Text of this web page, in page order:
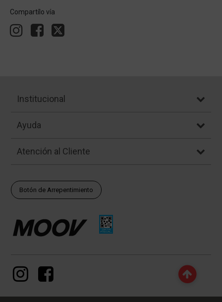
Compartílo vía
Institucional
Ayuda
Atención al Cliente
Botón de Arrepentimiento